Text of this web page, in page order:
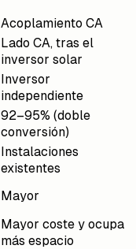
Acoplamiento CA
Lado CA, tras el
inversor solar
Inversor
independiente
92–95% (doble
conversión)
Instalaciones
existentes
Mayor
Mayor coste y ocupa
más espacio